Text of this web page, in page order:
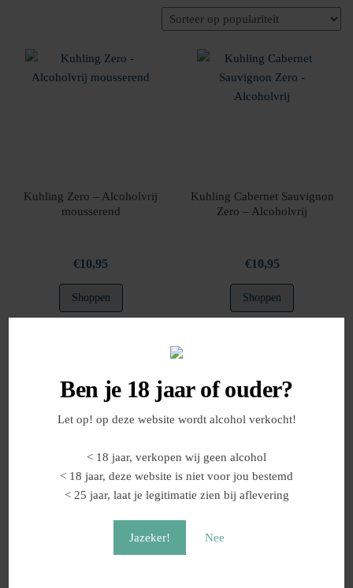
Ben je 18 jaar of ouder?
Let op! op deze website wordt alcohol verkocht!
< 18 jaar, verkopen wij geen alcohol
< 18 jaar, deze website is niet voor jou bestemd
< 25 jaar, laat je legitimatie zien bij aflevering
Jazeker! Nee
populariteit
Kuhling Zero – Alcoholvrij
mousserend
€10,95
Shoppen
Kuhling Cabernet Sauvignon
Zero – Alcoholvrij
€10,95
Shoppen
Kuhling Riesling Zero –